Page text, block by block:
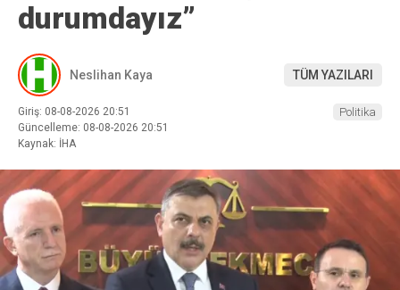
durumdayız”
Neslihan Kaya TÜM YAZILARI
Giriş: 08-08-2026 20:51
Güncelleme: 08-08-2026 20:51
Kaynak: İHA
Politika